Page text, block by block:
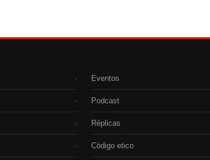
›
›
›
›
Eventos
Podcast
Réplicas
Código etico